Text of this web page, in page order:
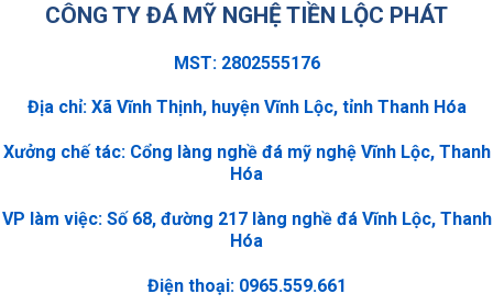
CÔNG TY ĐÁ MỸ NGHỆ TIỀN LỘC PHÁT
MST: 2802555176
Địa chỉ: Xã Vĩnh Thịnh, huyện Vĩnh Lộc, tỉnh Thanh Hóa
Xưởng chế tác: Cổng làng nghề đá mỹ nghệ Vĩnh Lộc, Thanh
Hóa
VP làm việc: Số 68, đường 217 làng nghề đá Vĩnh Lộc, Thanh
Hóa
Điện thoại: 0965.559.661